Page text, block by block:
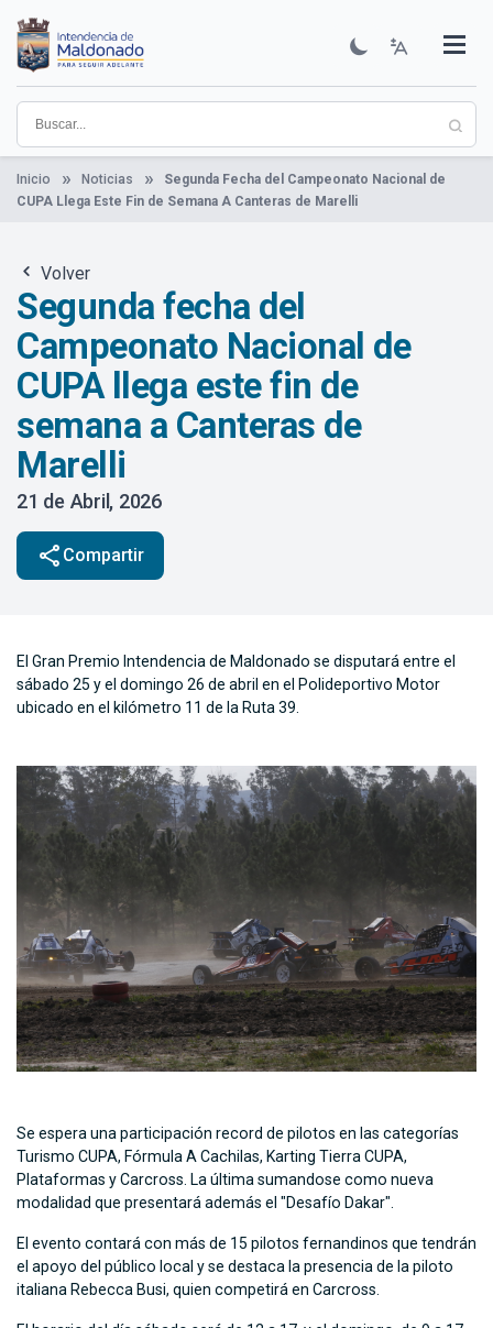
contenido
principal
Institucional
Municipios
Descubre Maldonado
Comunicación
Servicios
Guía De Trámites
Ver Noticias
Inicio Noticias
Segunda Fecha del Campeonato Nacional de
CUPA Llega Este Fin de Semana A Canteras de Marelli
Volver
Segunda fecha del
Campeonato Nacional de
CUPA llega este fin de
semana a Canteras de
Marelli
21 de Abril, 2026
share Compartir
El Gran Premio Intendencia de Maldonado se disputará entre el
sábado 25 y el domingo 26 de abril en el Polideportivo Motor
ubicado en el kilómetro 11 de la Ruta 39.
Se espera una participación record de pilotos en las categorías
Turismo CUPA, Fórmula A Cachilas, Karting Tierra CUPA,
Plataformas y Carcross. La última sumandose como nueva
modalidad que presentará además el "Desafío Dakar".
El evento contará con más de 15 pilotos fernandinos que tendrán
el apoyo del público local y se destaca la presencia de la piloto
italiana Rebecca Busi, quien competirá en Carcross.